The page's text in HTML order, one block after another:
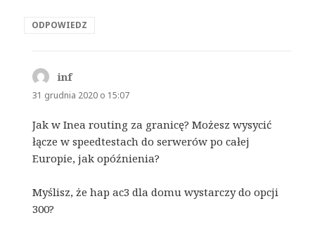
ODPOWIEDZ
infpisze:
31 grudnia 2020 o 15:07
Jak w Inea routing za granicę? Możesz wysycić
łącze w speedtestach do serwerów po całej
Europie, jak opóźnienia?
Myślisz, że hap ac3 dla domu wystarczy do opcji
300?